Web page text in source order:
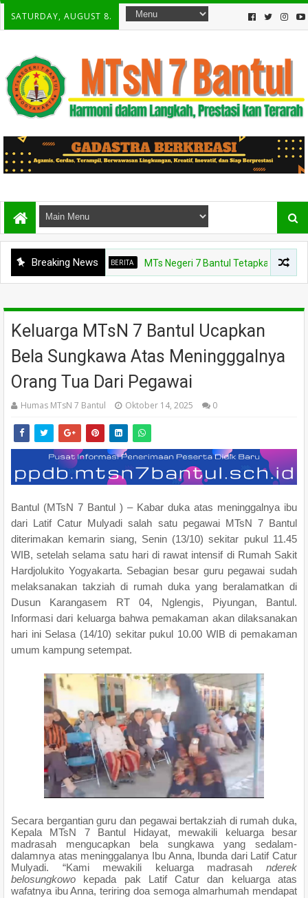
SATURDAY, AUGUST 8.
Breaking News
BERITA MTs Negeri 7 Bantul Tetapkan Tiga Agen
Keluarga MTsN 7 Bantul Ucapkan
Bela Sungkawa Atas Meningggalnya
Orang Tua Dari Pegawai
Humas MTsN 7 Bantul Oktober 14, 2025 0
Bantul (MTsN 7 Bantul ) – Kabar duka atas meninggalnya ibu
dari Latif Catur Mulyadi salah satu pegawai MTsN 7 Bantul
diterimakan kemarin siang, Senin (13/10) sekitar pukul 11.45
WIB, setelah selama satu hari di rawat intensif di Rumah Sakit
Hardjolukito Yogyakarta. Sebagian besar guru pegawai sudah
melaksanakan takziah di rumah duka yang beralamatkan di
Dusun Karangasem RT 04, Nglengis, Piyungan, Bantul.
Informasi dari keluarga bahwa pemakaman akan dilaksanakan
hari ini Selasa (14/10) sekitar pukul 10.00 WIB di pemakaman
umum kampung setempat.
Secara bergantian guru dan pegawai bertakziah di rumah duka,
Kepala MTsN 7 Bantul Hidayat, mewakili keluarga besar
madrasah mengucapkan bela sungkawa yang sedalam-
dalamnya atas meninggalanya Ibu Anna, Ibunda dari Latif Catur
Mulyadi. “Kami mewakili keluarga madrasah nderek
belosungkowo kepada pak Latif Catur dan keluarga atas
wafatnya ibu Anna, teriring doa semoga almarhumah mendapat